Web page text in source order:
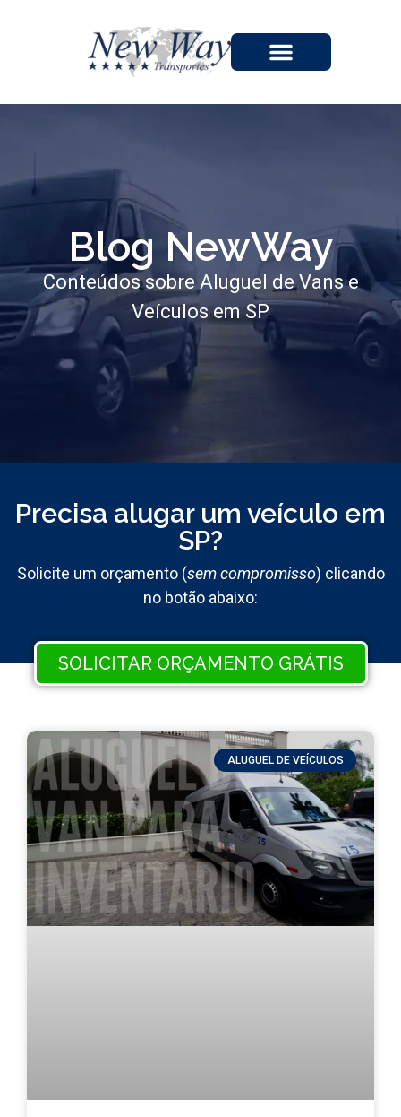
Blog NewWay
Conteúdos sobre Aluguel de Vans e
Veículos em SP
Precisa alugar um veículo em
SP?
Solicite um orçamento (sem compromisso) clicando
no botão abaixo:
SOLICITAR ORÇAMENTO GRÁTIS
ALUGUEL DE VEÍCULOS